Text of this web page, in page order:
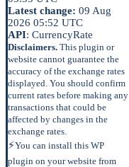
Latest change: 09 Aug
2026 05:52 UTC
API: CurrencyRate
Disclaimers. This plugin or
website cannot guarantee the
accuracy of the exchange rates
displayed. You should confirm
current rates before making any
transactions that could be
affected by changes in the
exchange rates.
⚡You can install this WP
plugin on your website from